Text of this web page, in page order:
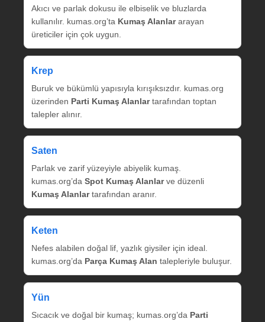
Akıcı ve parlak dokusu ile elbiselik ve bluzlarda
kullanılır. kumas.org’ta Kumaş Alanlararayan
üreticiler için çok uygun.
Krep
Buruk ve bükümlü yapısıyla kırışıksızdır. kumas.org
üzerinden Parti Kumaş Alanlartarafından toptan
talepler alınır.
Saten
Parlak ve zarif yüzeyiyle abiyelik kumaş.
kumas.org’da Spot Kumaş Alanlarve düzenli
Kumaş Alanlartarafından aranır.
Keten
Nefes alabilen doğal lif, yazlık giysiler için ideal.
kumas.org’da Parça Kumaş Alan talepleriyle buluşur.
Yün
Sıcacık ve doğal bir kumaş; kumas.org’da Parti